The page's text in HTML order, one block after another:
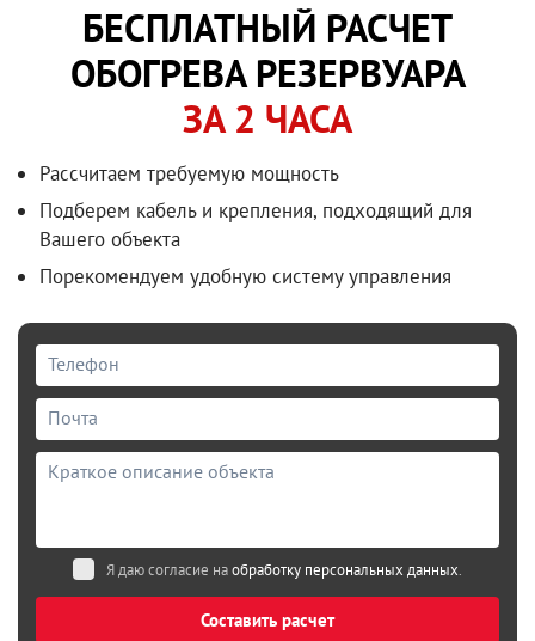
БЕСПЛАТНЫЙ РАСЧЕТ
ОБОГРЕВА РЕЗЕРВУАРА
ЗА 2 ЧАСА
Рассчитаем требуемую мощность
Подберем кабель и крепления, подходящий для
Вашего объекта
Порекомендуем удобную систему управления
Составить расчет
Я даю согласие наобработку персональных данных.